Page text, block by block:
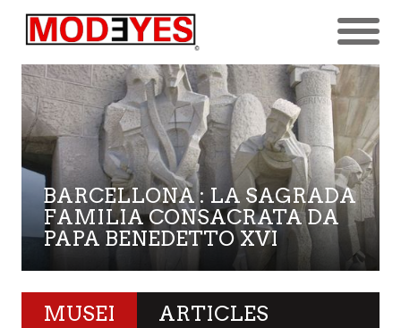
BARCELLONA : LA SAGRADA
FAMILIA CONSACRATA DA
PAPA BENEDETTO XVI
MUSEI ARTICLES